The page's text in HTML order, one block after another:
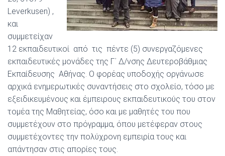
Leverkusen) ,
και
συμμετείχαν
12 εκπαιδευτικοί από τις πέντε (5) συνεργαζόμενες
εκπαιδευτικές μονάδες της Γ΄ Δ/νσης Δευτεροβάθμιας
Εκπαίδευσης Αθήνας. Ο φορέας υποδοχής οργάνωσε
αρχικά ενημερωτικές συναντήσεις στο σχολείο, τόσο με
εξειδικευμένους και έμπειρους εκπαιδευτικούς του στον
τομέα της Μαθητείας, όσο και με μαθητές του που
συμμετέχουν στο πρόγραμμα, όπου μετέφεραν στους
συμμετέχοντες την πολύχρονη εμπειρία τους και
απάντησαν στις απορίες τους.